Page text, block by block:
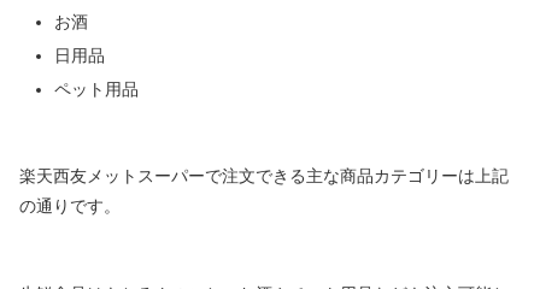
お酒
日用品
ペット用品
楽天西友メットスーパーで注文できる主な商品カテゴリーは上記
の通りです。